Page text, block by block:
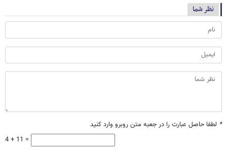
نظر شما
* لطفا حاصل عبارت را در جعبه متن روبرو وارد کنید
4 + 11 =